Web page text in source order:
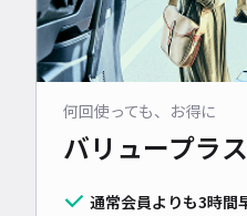
何回使っても、お得に
バリュープラス
通常会員よりも3時間